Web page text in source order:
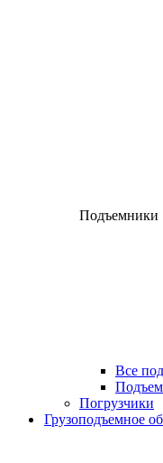
Подъемники
Все
Погрузчики
Грузоподъемное